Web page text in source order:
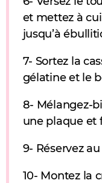
et mettez à
jusqu’à
7- Sortez la
gélatine et le
8- Mélangez-
une plaque et
9- Réservez
10- Montez la